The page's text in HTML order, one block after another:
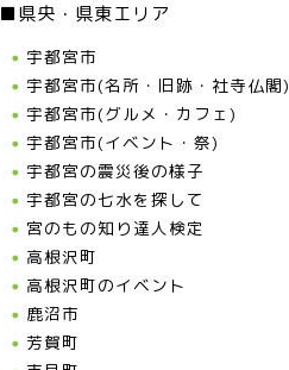
■県央・県東エリア
宇都宮市
宇都宮市(名所・旧跡・社寺仏閣)
宇都宮市(グルメ・カフェ)
宇都宮市(イベント・祭)
宇都宮の震災後の様子
宇都宮の七水を探して
宮のもの知り達人検定
高根沢町
高根沢町のイベント
鹿沼市
芳賀町